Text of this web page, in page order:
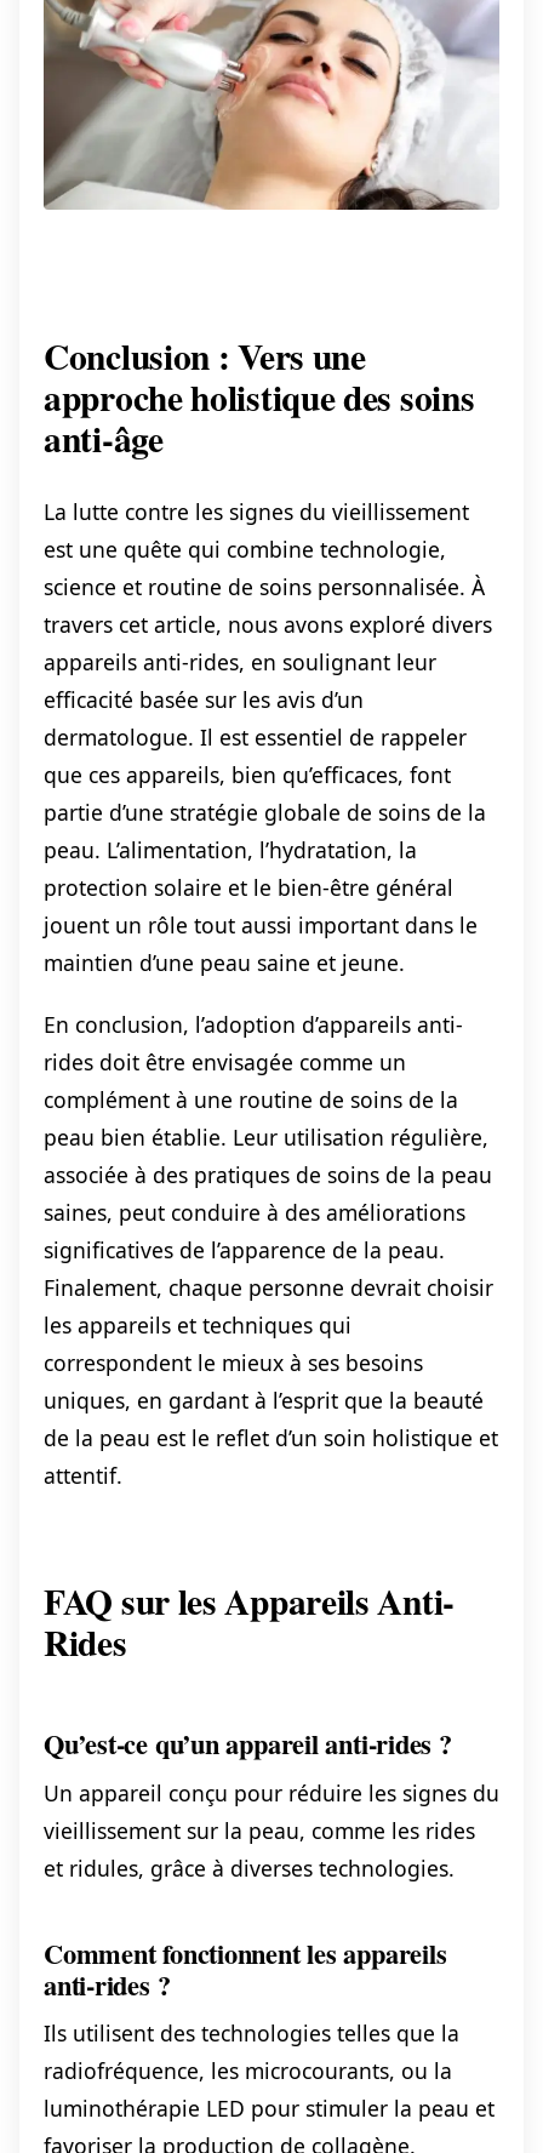
Conclusion : Vers une
approche holistique des soins
anti-âge
La lutte contre les signes du vieillissement
est une quête qui combine technologie,
science et routine de soins personnalisée. À
travers cet article, nous avons exploré divers
appareils anti-rides, en soulignant leur
efficacité basée sur les avis d’un
dermatologue. Il est essentiel de rappeler
que ces appareils, bien qu’efficaces, font
partie d’une stratégie globale de soins de la
peau. L’alimentation, l’hydratation, la
protection solaire et le bien-être général
jouent un rôle tout aussi important dans le
maintien d’une peau saine et jeune.
En conclusion, l’adoption d’appareils anti-
rides doit être envisagée comme un
complément à une routine de soins de la
peau bien établie. Leur utilisation régulière,
associée à des pratiques de soins de la peau
saines, peut conduire à des améliorations
significatives de l’apparence de la peau.
Finalement, chaque personne devrait choisir
les appareils et techniques qui
correspondent le mieux à ses besoins
uniques, en gardant à l’esprit que la beauté
de la peau est le reflet d’un soin holistique et
attentif.
FAQ sur les Appareils Anti-
Rides
Qu’est-ce qu’un appareil anti-rides ?
Un appareil conçu pour réduire les signes du
vieillissement sur la peau, comme les rides
et ridules, grâce à diverses technologies.
Comment fonctionnent les appareils
anti-rides ?
Ils utilisent des technologies telles que la
radiofréquence, les microcourants, ou la
luminothérapie LED pour stimuler la peau et
favoriser la production de collagène.